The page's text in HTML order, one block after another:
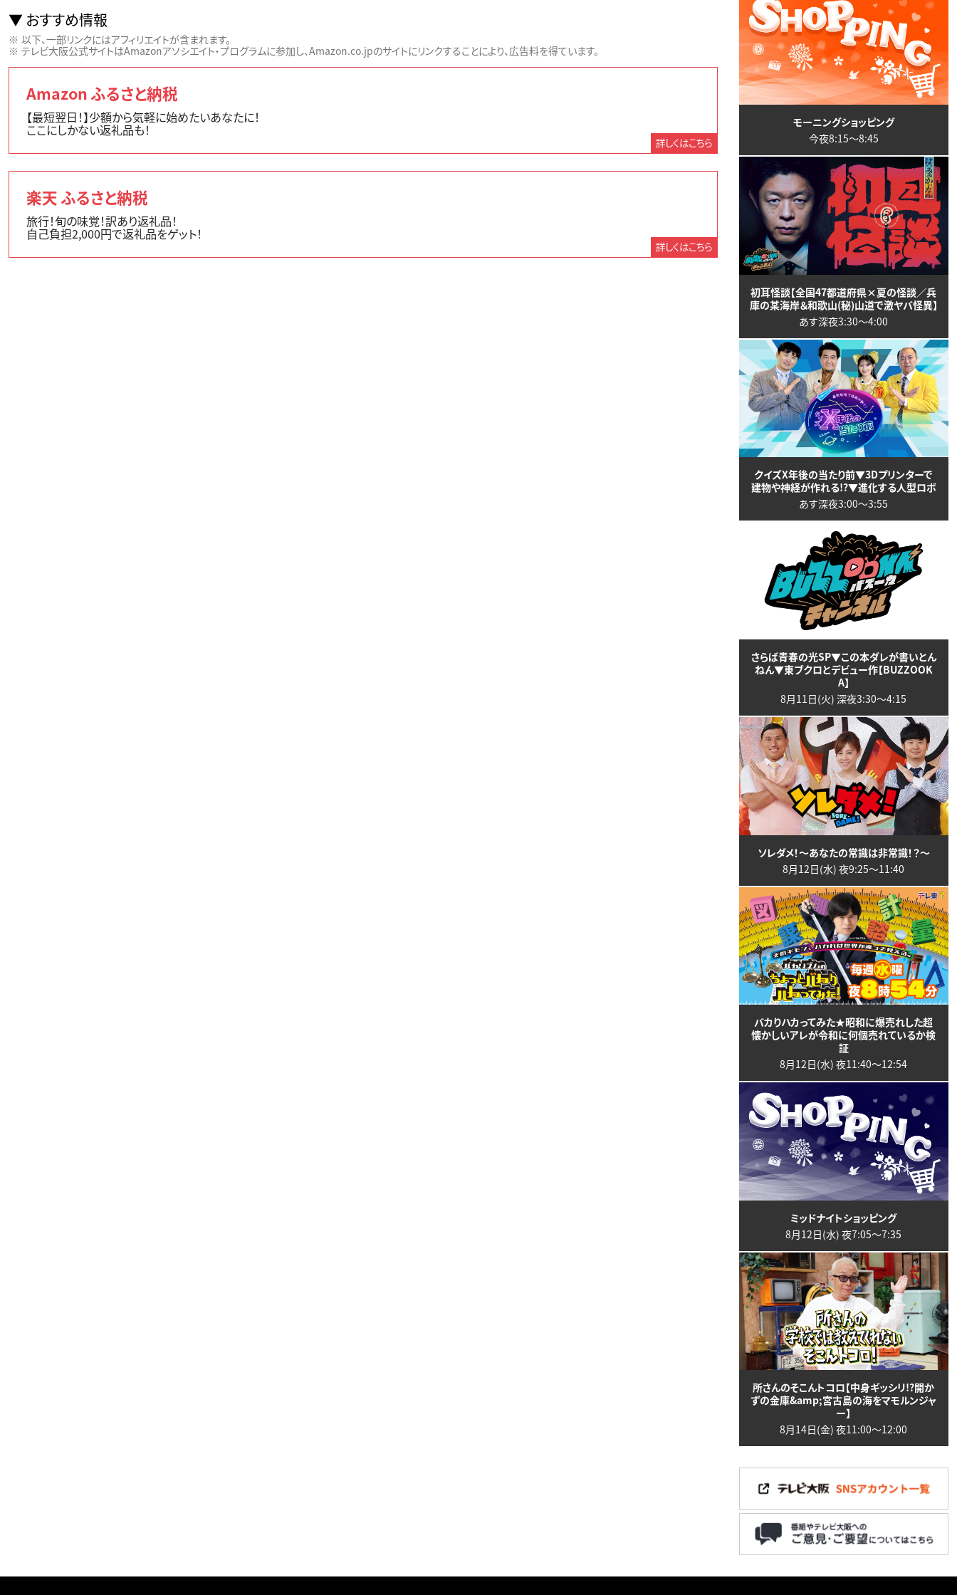
おすすめ情報
以下、一部リンクにはアフィリエイトが含まれます。
テレビ大阪公式サイトはAmazonアソシエイト・プログラムに参加し、Amazon.co.jpのサイトにリンクすることにより、広告料を得ています。
Amazon ふるさと納税
【最短翌日！】少額から気軽に始めたいあなたに！
ここにしかない返礼品も！
詳しくはこちら
楽天 ふるさと納税
旅行！旬の味覚！訳あり返礼品！
自己負担2,000円で返礼品をゲット！
詳しくはこちら
モーニングショッピング
今夜8:15〜8:45
初耳怪談【全国47都道府県×夏の怪談／兵
庫の某海岸＆和歌山(秘)山道で激ヤバ怪異】
あす深夜3:30〜4:00
クイズX年後の当たり前▼3Dプリンターで
建物や神経が作れる!?▼進化する人型ロボ
あす深夜3:00〜3:55
さらば青春の光SP▼この本ダレが書いとん
ねん▼東ブクロとデビュー作【BUZZOOK
A】
8月11日(火) 深夜3:30〜4:15
ソレダメ！～あなたの常識は非常識！？～
8月12日(水) 夜9:25〜11:40
バカりハカってみた★昭和に爆売れした超
懐かしいアレが令和に何個売れているか検
証
8月12日(水) 夜11:40〜12:54
ミッドナイトショッピング
8月12日(水) 夜7:05〜7:35
所さんのそこんトコロ【中身ギッシリ!?開か
ずの金庫&amp;宮古島の海をマモルンジャ
ー】
8月14日(金) 夜11:00〜12:00